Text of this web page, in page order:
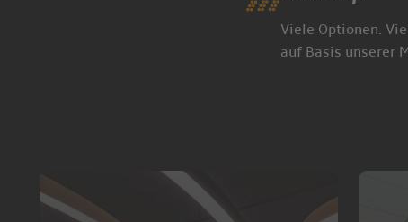
Viele Optionen.
auf Basis unserer
02241 334200